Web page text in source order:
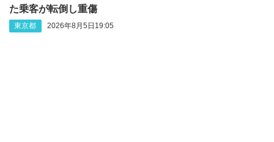
た乗客が転倒し重傷
東京都 2026年8月5日19:05